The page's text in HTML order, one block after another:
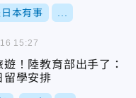
本有事
！陸教育部出手了：
留學安排
15:27